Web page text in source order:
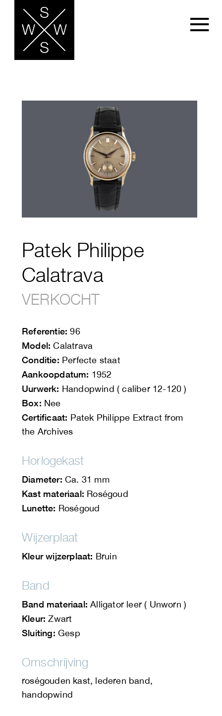
Patek Philippe
Calatrava
VERKOCHT
Referentie: 96
Model: Calatrava
Conditie: Perfecte staat
Aankoopdatum: 1952
Uurwerk: Handopwind ( caliber 12-120 )
Box: Nee
Certificaat: Patek Philippe Extract from
the Archives
Horlogekast
Diameter: Ca. 31 mm
Kast materiaal: Roségoud
Lunette: Roségoud
Wijzerplaat
Kleur wijzerplaat: Bruin
Band
Band materiaal: Alligator leer ( Unworn )
Kleur: Zwart
Sluiting: Gesp
Omschrijving
roségouden kast, lederen band,
handopwind